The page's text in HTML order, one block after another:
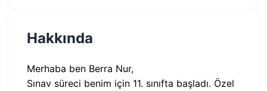
Hakkında
Merhaba ben Berra Nur,
Sınav süreci benim için 11. sınıfta başladı. Özel